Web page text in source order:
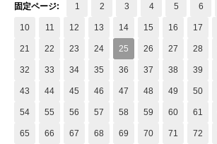
固定ページ: 1 2 3 4 5 6
10 11 12 13 14 15 16 17
21 22 23 24 25 26 27 28
32 33 34 35 36 37 38 39
43 44 45 46 47 48 49 50
54 55 56 57 58 59 60 61
65 66 67 68 69 70 71 72